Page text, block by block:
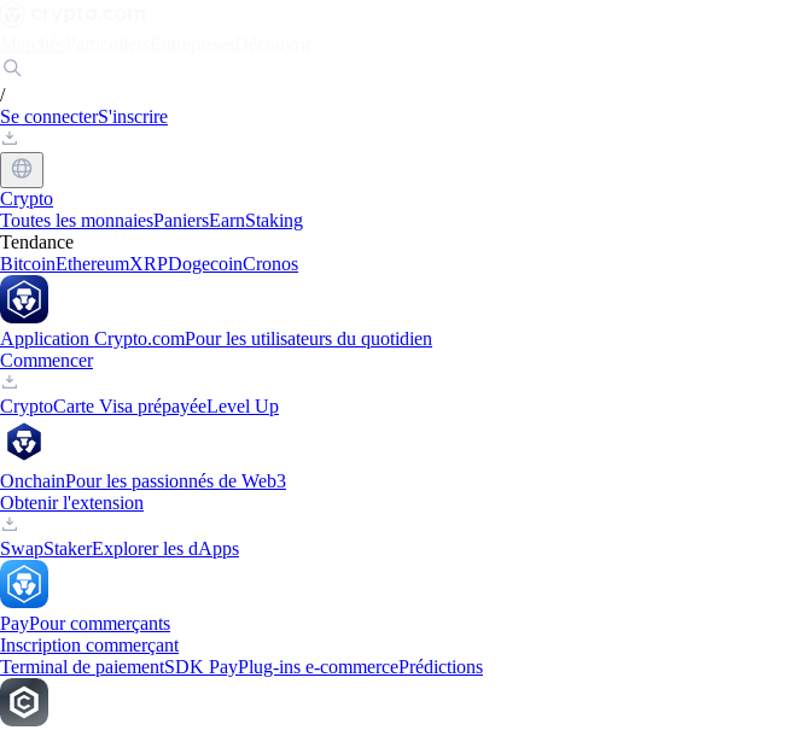
/
Se connecterS'inscrire
Crypto
Toutes les monnaiesPaniersEarnStaking
Tendance
BitcoinEthereumXRPDogecoinCronos
Application Crypto.comPour les utilisateurs du quotidien
Commencer
CryptoCarte Visa prépayéeLevel Up
OnchainPour les passionnés de Web3
Obtenir l'extension
SwapStakerExplorer les dApps
PayPour commerçants
Inscription commerçant
Terminal de paiementSDK PayPlug-ins e-commercePrédictions